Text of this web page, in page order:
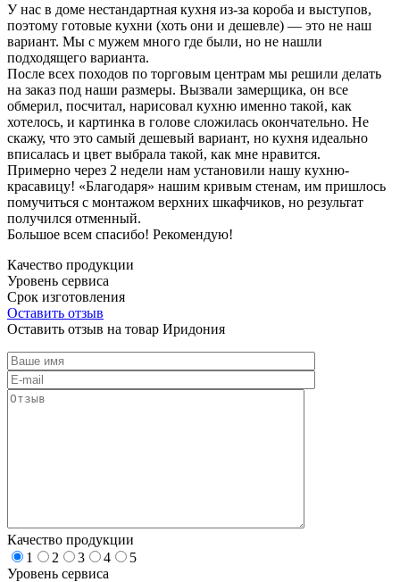
У нас в доме нестандартная кухня из-за короба и выступов,
поэтому готовые кухни (хоть они и дешевле) — это не наш
вариант. Мы с мужем много где были, но не нашли
подходящего варианта.
После всех походов по торговым центрам мы решили делать
на заказ под наши размеры. Вызвали замерщика, он все
обмерил, посчитал, нарисовал кухню именно такой, как
хотелось, и картинка в голове сложилась окончательно. Не
скажу, что это самый дешевый вариант, но кухня идеально
вписалась и цвет выбрала такой, как мне нравится.
Примерно через 2 недели нам установили нашу кухню-
красавицу! «Благодаря» нашим кривым стенам, им пришлось
помучиться с монтажом верхних шкафчиков, но результат
получился отменный.
Большое всем спасибо! Рекомендую!
Качество продукции
Уровень сервиса
Срок изготовления
Оставить отзыв
Оставить отзыв на товар Иридония
Качество продукции
1
2 3 4
5
Уровень сервиса